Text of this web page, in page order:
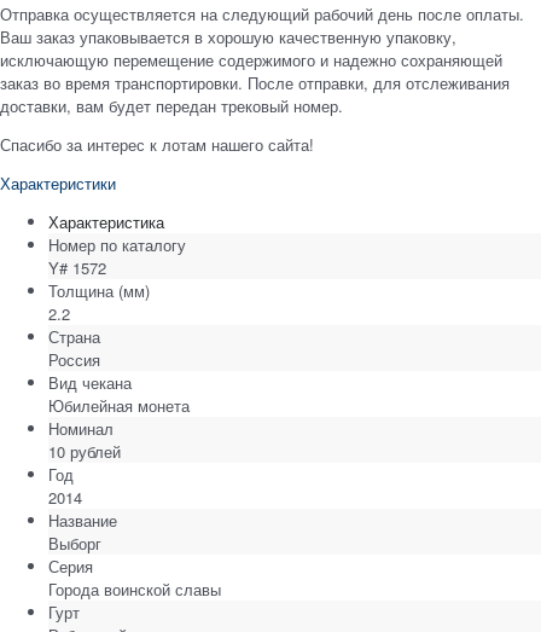
Отправка осуществляется на следующий рабочий день после оплаты.
Ваш заказ упаковывается в хорошую качественную упаковку,
исключающую перемещение содержимого и надежно сохраняющей
заказ во время транспортировки. После отправки, для отслеживания
доставки, вам будет передан трековый номер.
Спасибо за интерес к лотам нашего сайта!
Характеристики
Характеристика
Номер по каталогу
Y# 1572
Толщина (мм)
2.2
Страна
Россия
Вид чекана
Юбилейная монета
Номинал
10 рублей
Год
2014
Название
Выборг
Серия
Города воинской славы
Гурт